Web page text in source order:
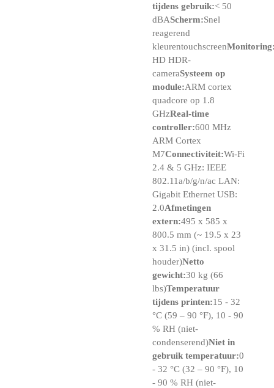
tijdens gebruik:< 50
dBAScherm:Snel
reagerend
kleurentouchscreen
HD HDR-
cameraSysteem op
module:ARM cortex
quadcore op 1.8
GHzReal-time
controller:600 MHz
ARM Cortex
M7Connectiviteit:Wi-Fi
2.4 & 5 GHz: IEEE
802.11a/b/g/n/ac LAN:
Gigabit Ethernet USB:
2.0Afmetingen
extern:495 x 585 x
800.5 mm (~ 19.5 x 23
x 31.5 in) (incl. spool
houder)Netto
gewicht:30 kg (66
lbs)Temperatuur
tijdens printen:15 - 32
°C (59 – 90 °F), 10 - 90
% RH (niet-
condenserend)Niet in
gebruik temperatuur:0
- 32 °C (32 – 90 °F), 10
- 90 % RH (niet-